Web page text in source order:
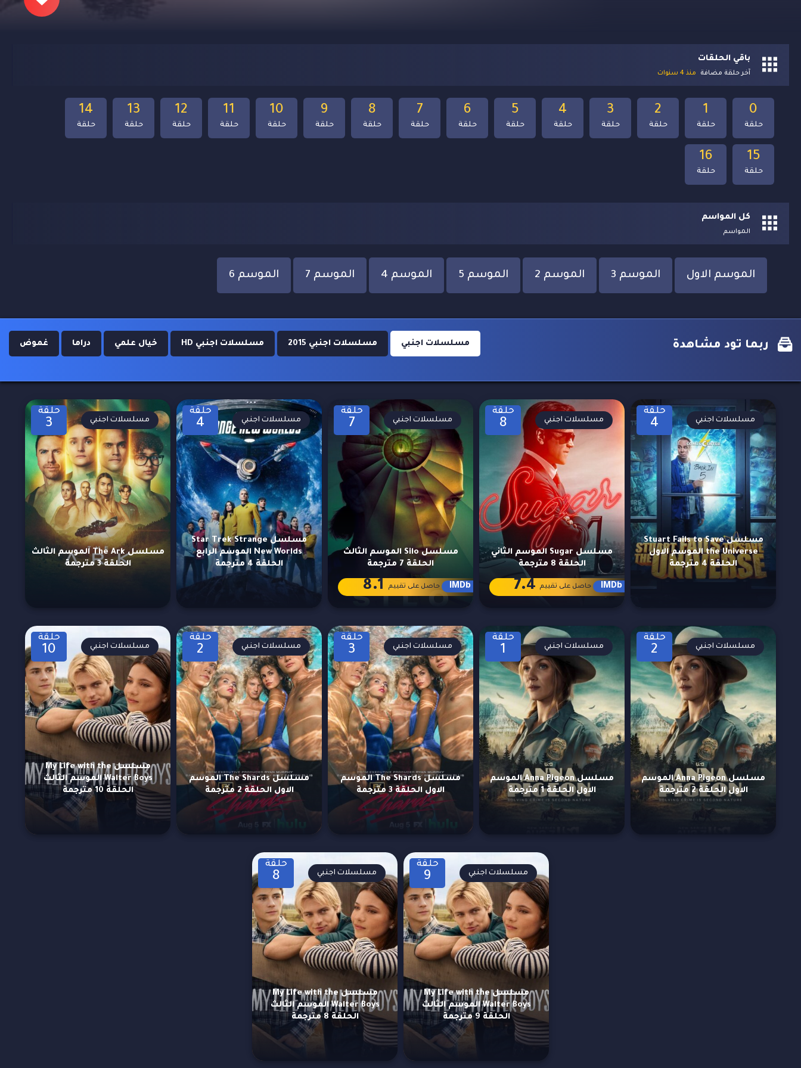
باقي الحلقات
آخر حلقة مضافة منذ 4 سنوات
16
حلقة
15
حلقة
14
حلقة
13
حلقة
12
حلقة
11
حلقة
10
حلقة
9
حلقة
8
حلقة
7
حلقة
6
حلقة
5
حلقة
4
حلقة
3
حلقة
2
حلقة
1
حلقة
0
حلقة
كل المواسم
المواسم
الموسم الاول الموسم 3 الموسم 2 الموسم 5 الموسم 4 الموسم 7 الموسم 6
ربما تود مشاهدة مسلسلات اجنبي مسلسلات اجنبي 2015 مسلسلات اجنبي HD خيال علمي دراما غموض
حلقة
4
مسلسل Stuart Fails to Save
the Universe الموسم الاول
الحلقة 4 مترجمة
مسلسلات اجنبي
حلقة
8
مسلسل Sugar الموسم الثاني
الحلقة 8 مترجمة
مسلسلات اجنبي
IMDb حاصل على تقييم 7.4
حلقة
7
مسلسل Silo الموسم الثالث
الحلقة 7 مترجمة
مسلسلات اجنبي
IMDb حاصل على تقييم 8.1
حلقة
4
مسلسل Star Trek Strange
New Worlds الموسم الرابع
الحلقة 4 مترجمة
مسلسلات اجنبي
حلقة
3
مسلسل The Ark الموسم الثالث
الحلقة 3 مترجمة
مسلسلات اجنبي
حلقة
2
مسلسل Anna Pigeon الموسم
الاول الحلقة 2 مترجمة
مسلسلات اجنبي
حلقة
1
مسلسل Anna Pigeon الموسم
الاول الحلقة 1 مترجمة
مسلسلات اجنبي
حلقة
3
مسلسل The Shards الموسم
الاول الحلقة 3 مترجمة
مسلسلات اجنبي
حلقة
2
مسلسل The Shards الموسم
الاول الحلقة 2 مترجمة
مسلسلات اجنبي
حلقة
10
مسلسل My Life with the
Walter Boys الموسم الثالث
الحلقة 10 مترجمة
مسلسلات اجنبي
حلقة
9
مسلسل My Life with the
Walter Boys الموسم الثالث
الحلقة 9 مترجمة
مسلسلات اجنبي
حلقة
8
مسلسل My Life with the
Walter Boys الموسم الثالث
الحلقة 8 مترجمة
مسلسلات اجنبي